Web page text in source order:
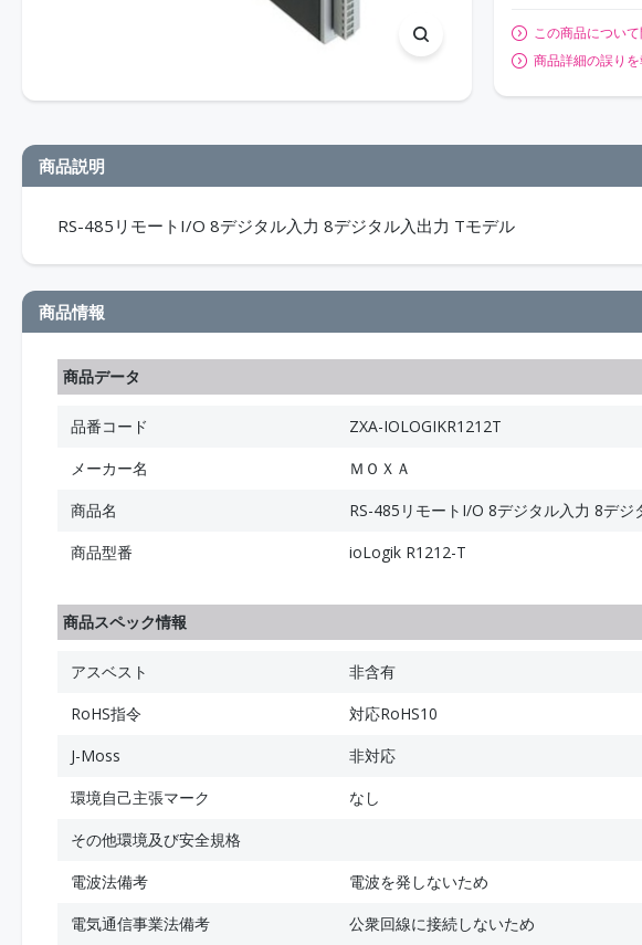
この商品につい
商品詳細の誤り
商品説明
RS-485リモートI/O 8デジタル入力 8デジタル入出力 Tモデル
商品情報
商品データ
品番コード
ZXA-IOLOGIKR1212T
メーカー名
ＭＯＸＡ
商品名
RS-485リモートI/O 8デジタル入力 8デジ
商品型番
ioLogik R1212-T
商品スペック情報
アスベスト
非含有
RoHS指令
対応RoHS10
J-Moss
非対応
環境自己主張マーク
なし
その他環境及び安全規格
電波法備考
電波を発しないため
電気通信事業法備考
公衆回線に接続しないため